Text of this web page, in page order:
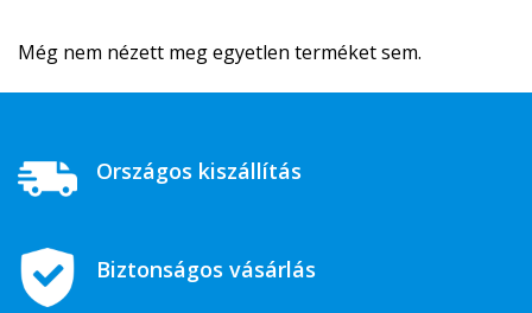
Még nem nézett meg egyetlen terméket sem.
Országos kiszállítás
Biztonságos vásárlás